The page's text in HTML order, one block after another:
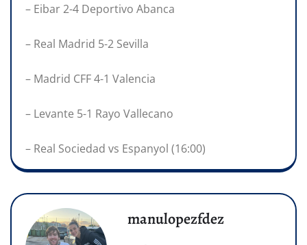
– Eibar 2-4 Deportivo Abanca
– Real Madrid 5-2 Sevilla
– Madrid CFF 4-1 Valencia
– Levante 5-1 Rayo Vallecano
– Real Sociedad vs Espanyol (16:00)
manulopezfdez